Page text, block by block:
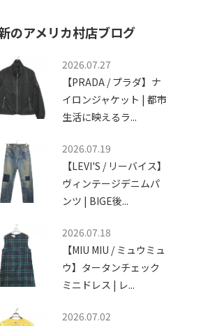
のアメリカ村店ブログ
2026.07.27
【PRADA / プラダ】ナ
イロンジャケット | 都市
生活に映えるラ...
2026.07.19
【LEVI'S / リーバイス】
ヴィンテージデニムパ
ンツ | BIGE後...
2026.07.18
【MIU MIU / ミュウミュ
ウ】タータンチェック
ミニドレス | レ...
2026.07.02